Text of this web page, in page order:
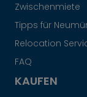
Zwischenmiete
Tipps für
Relocation
FAQ
KAUFEN